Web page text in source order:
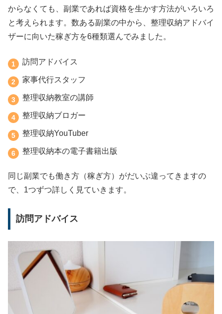
からなくても、副業であれば資格を生かす方法がいろいろ
と考えられます。数ある副業の中から、整理収納アドバイ
ザーに向いた稼ぎ方を6種類選んでみました。
訪問アドバイス
家事代行スタッフ
整理収納教室の講師
整理収納ブロガー
整理収納YouTuber
整理収納本の電子書籍出版
同じ副業でも働き方（稼ぎ方）がだいぶ違ってきますの
で、1つずつ詳しく見ていきます。
訪問アドバイス